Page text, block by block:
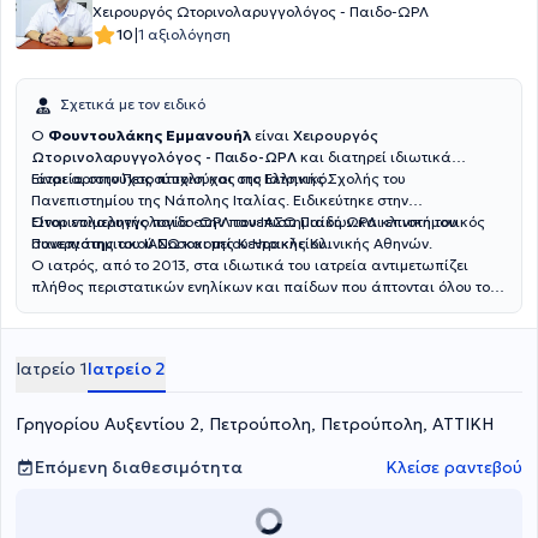
Χειρουργός Ωτορινολαρυγγολόγος - Παιδο-ΩΡΛ
10|1 αξιολόγηση
Σχετικά με τον ειδικό
Ο Φουντουλάκης Εμμανουήλ είναι Χειρουργός
Ωτορινολαρυγγολόγος - Παιδο-ΩΡΛ και διατηρεί ιδιωτικά
ιατρεία στην Πετρούπολη και στο Ελληνικό.
Είναι αριστούχος πτυχιούχος της Ιατρικής Σχολής του
Πανεπιστημίου της Νάπολης Ιταλίας. Ειδικεύτηκε στην
Ωτορινολαρυγγολογία στην πανεπιστημιακή ΩΡΛ κλινική του
Πανεπιστημιακού Νοσοκομείου Ηρακλείου.
Είναι επιμελητής παιδο-ΩΡΛ του ΙΑΣΩ Παίδων και επιστημονικός
συνεργάτης του ΙΑΣΩ και της Κεντρικής Κλινικής Αθηνών.
Ο ιατρός, από το 2013, στα ιδιωτικά του ιατρεία αντιμετωπίζει
πλήθος περιστατικών ενηλίκων και παίδων που άπτονται όλου του
Ιατρείο 1Ιατρείο 2
Γρηγορίου Αυξεντίου 2, Πετρούπολη, Πετρούπολη, ΑΤΤΙΚΗ
Επόμενη διαθεσιμότητα
Κλείσε ραντεβού